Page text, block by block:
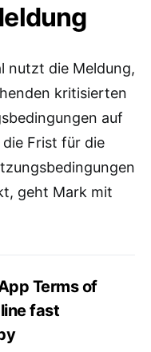
nutzt die Meldung,
kritisierten
auf
die Frist für die
geht Mark mit
Terms of
fast